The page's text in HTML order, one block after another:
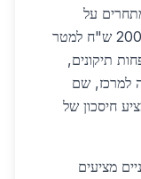
על
פרויקטים, מה שמוריד מחירים ל-200-450 ש"ח למטר
תיקונים,
למרכז, שם
חיסכון של
מציעים